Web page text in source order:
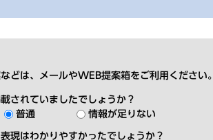
どは、メールやWEB提案箱をご利用ください。
されていましたでしょうか？
普通 情報が足りない
現はわかりやすかったでしょうか？